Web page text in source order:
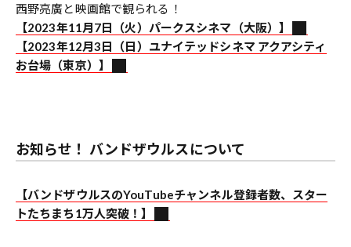
西野亮廣と映画館で観られる！
【2023年11月7日（火）パークスシネマ（大阪）】
【2023年12月3日（日）ユナイテッドシネマ アクアシティ
お台場（東京）】
お知らせ！ バンドザウルスについて
【バンドザウルスのYouTubeチャンネル登録者数、スター
トたちまち1万人突破！】